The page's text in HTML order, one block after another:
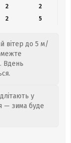
2
2
2 5
вітер до 5 м/
Вдень
у
— зима буде